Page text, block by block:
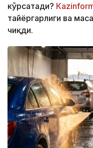
кўрсатади?
тайёргарлиги ва
чиқди.